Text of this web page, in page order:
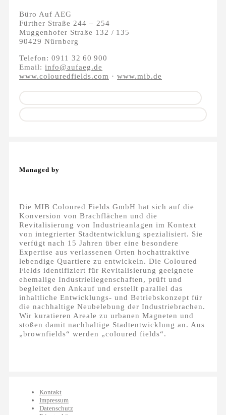
Büro Auf AEG
Fürther Straße 244 – 254
Muggenhofer Straße 132 / 135
90429 Nürnberg
Telefon: 0911 32 60 900
Email: info@aufaeg.de
www.colouredfields.com · www.mib.de
Managed by
Die MIB Coloured Fields GmbH hat sich auf die
Konversion von Brachflächen und die
Revitalisierung von Industrieanlagen im Kontext
von integrierter Stadtentwicklung spezialisiert. Sie
verfügt nach 15 Jahren über eine besondere
Expertise aus verlassenen Orten hochattraktive
lebendige Quartiere zu entwickeln. Die Coloured
Fields identifiziert für Revitalisierung geeignete
ehemalige Industrieliegenschaften, prüft und
begleitet den Ankauf und erstellt parallel das
inhaltliche Entwicklungs- und Betriebskonzept für
die nachhaltige Neubelebung der Industriebrachen.
Wir kuratieren Areale zu urbanen Magneten und
stoßen damit nachhaltige Stadtentwicklung an. Aus
„brownfields“ werden „coloured fields“.
Kontakt
Impressum
Datenschutz